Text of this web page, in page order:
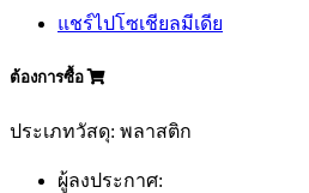
แชร์ไปโซเชียลมีเดีย
ต้องการซื้อ
ประเภทวัสดุ: พลาสติก
ผู้ลงประกาศ: